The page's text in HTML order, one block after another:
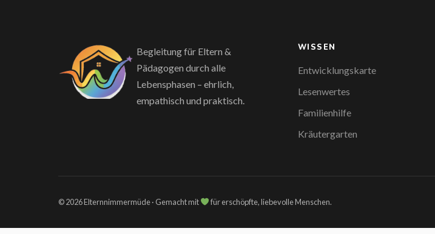
Begleitung für Eltern &
Pädagogen durch alle
Lebensphasen – ehrlich,
empathisch und praktisch.
WISSEN
Entwicklungskarte
Lesenwertes
Familienhilfe
Kräutergarten
© 2026 Elternnimmermüde · Gemacht mit für erschöpfte, liebevolle Menschen.